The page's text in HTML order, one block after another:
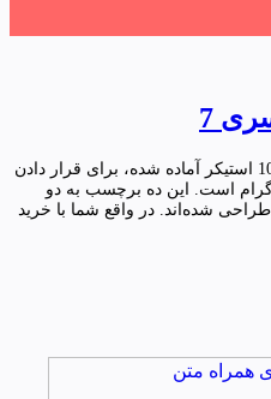
7
استیکر لینک استوری سری 7 شامل: 10 استیکر آماده شده، برای قرار دادن
است. این ده برچسب به دو
شده‌اند. در واقع شما با خرید